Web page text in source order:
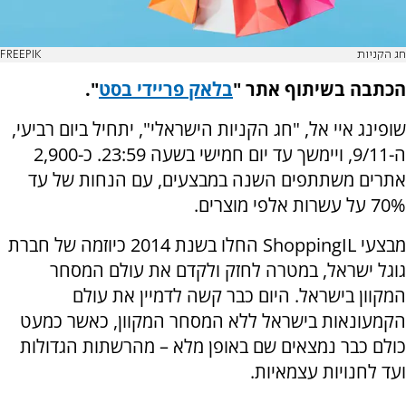
חג הקניות FREEPIK
הכתבה בשיתוף אתר "בלאק פריידי בסט".
שופינג איי אל, "חג הקניות הישראלי", יתחיל ביום רביעי,
ה-9/11, ויימשך עד יום חמישי בשעה 23:59. כ-2,900
אתרים משתתפים השנה במבצעים, עם הנחות של עד
70% על עשרות אלפי מוצרים.
מבצעי ShoppingIL
החלו בשנת 2014 כיוזמה של חברת
גוגל ישראל, במטרה לחזק ולקדם את עולם המסחר
המקוון בישראל. היום כבר קשה לדמיין את עולם
הקמעונאות בישראל ללא המסחר המקוון, כאשר כמעט
כולם כבר נמצאים שם באופן מלא – מהרשתות הגדולות
ועד לחנויות עצמאיות.